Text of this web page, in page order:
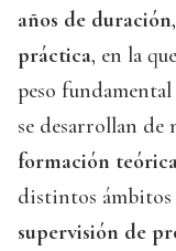
años de duración
práctica, en la
peso
se desarrollan de
formación teórica
distintos ámbitos
supervisión de